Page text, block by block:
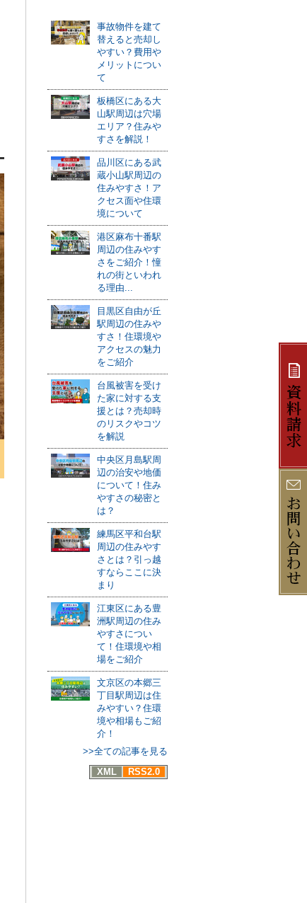
事故物件を建て
替えると売却し
やすい？費用や
メリットについ
て
板橋区にある大
山駅周辺は穴場
エリア？住みや
すさを解説！
品川区にある武
蔵小山駅周辺の
住みやすさ！ア
クセス面や住環
境について
港区麻布十番駅
周辺の住みやす
さをご紹介！憧
れの街といわれ
る理由...
目黒区自由が丘
駅周辺の住みや
すさ！住環境や
アクセスの魅力
をご紹介
台風被害を受け
た家に対する支
援とは？売却時
のリスクやコツ
を解説
中央区月島駅周
辺の治安や地価
について！住み
やすさの秘密と
は？
練馬区平和台駅
周辺の住みやす
さとは？引っ越
すならここに決
まり
江東区にある豊
洲駅周辺の住み
やすさについ
て！住環境や相
場をご紹介
文京区の本郷三
丁目駅周辺は住
みやすい？住環
境や相場もご紹
介！
>>全ての記事を見る
XML
RSS2.0